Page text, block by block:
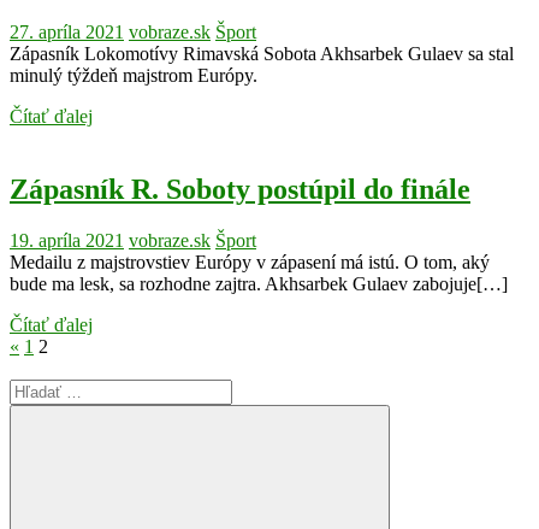
27. apríla 2021 vobraze.sk Šport
Zápasník Lokomotívy Rimavská Sobota Akhsarbek Gulaev sa stal
minulý týždeň majstrom Európy.
Čítať ďalej
Zápasník R. Soboty postúpil do finále
19. apríla 2021 vobraze.sk Šport
Medailu z majstrovstiev Európy v zápasení má istú. O tom, aký
bude ma lesk, sa rozhodne zajtra. Akhsarbek Gulaev zabojuje[…]
Čítať ďalej
Stránkovanie
príspevkov
« Previous
1 2
Search
for: